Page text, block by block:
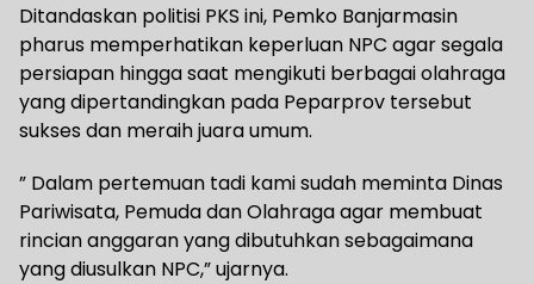
Ditandaskan politisi PKS ini, Pemko Banjarmasin
pharus memperhatikan keperluan NPC agar segala
persiapan hingga saat mengikuti berbagai olahraga
yang dipertandingkan pada Peparprov tersebut
sukses dan meraih juara umum.
” Dalam pertemuan tadi kami sudah meminta Dinas
Pariwisata, Pemuda dan Olahraga agar membuat
rincian anggaran yang dibutuhkan sebagaimana
yang diusulkan NPC,” ujarnya.